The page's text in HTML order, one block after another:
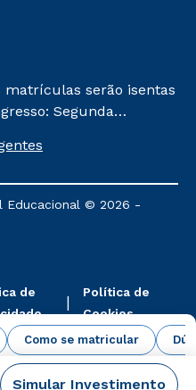
Como se matricular
Simular Investimento
matrículas serão isentas
Segunda
matrícula será de R$
aos cursos: Ensino
e Metodologia
Atuais.
Educacional © 2026 -
de
Política de
Cookies